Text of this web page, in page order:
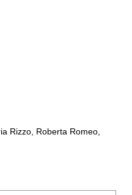
Rizzo, Roberta Romeo,